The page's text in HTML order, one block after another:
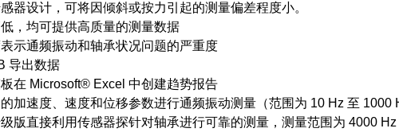
器设计，可将因倾斜或按力引起的测量偏差程度小。
，均可提供高质量的测量数据
示通频振动和轴承状况问题的严重度
导出数据
在 Microsoft® Excel 中创建趋势报告
加速度、速度和位移参数进行通频振动测量（范围为 10 Hz 至 1000
版直接利用传感器探针对轴承进行可靠的测量，测量范围为 4000